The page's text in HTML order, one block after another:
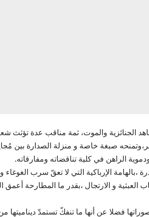
الجنائزية والموت، ثمة مناقب عدة تؤثث
صبغة خاصة و منزلة الصدارة بين
الراهن في كلية تناقضاته ومفارقاته.
الإرباكية التي لا تعقّ سرب الغوغاء
و الارتجال ،بقدر ما المطارحة أعمق
فضلا عن أنها ما تنفكّ تستمدّ ديناميتها